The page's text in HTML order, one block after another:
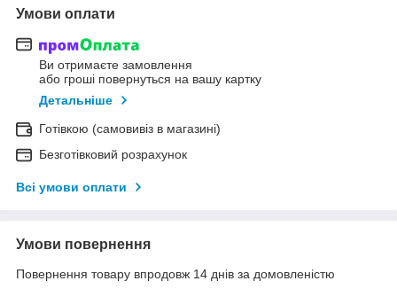
Умови оплати
Ви отримаєте замовлення
або гроші повернуться на вашу картку
Детальніше
Готівкою (самовивіз в магазині)
Безготівковий розрахунок
Всі умови оплати
Умови повернення
Повернення товару впродовж 14 днів за домовленістю